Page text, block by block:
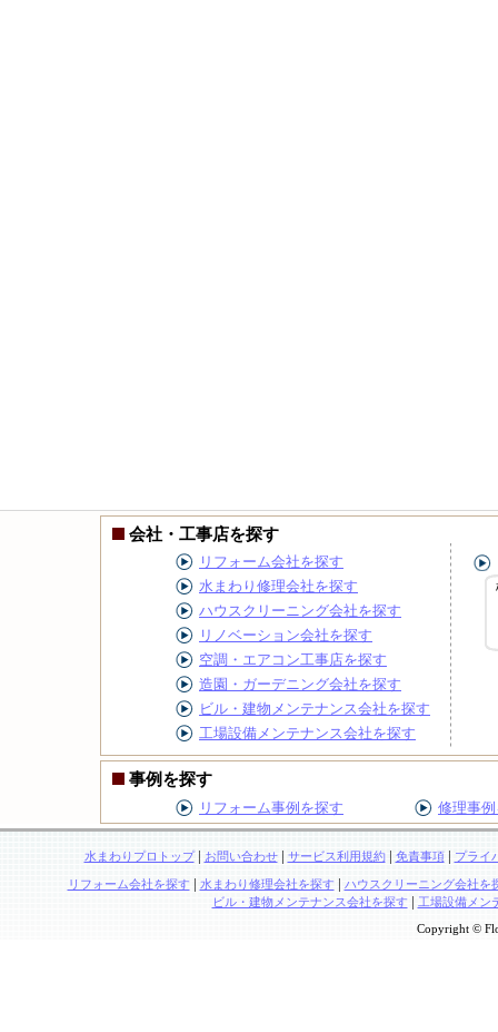
会社・工事店を探す
リフォーム会社を探す
水まわり修理会社を探す
ハウスクリーニング会社を探す
リノベーション会社を探す
空調・エアコン工事店を探す
造園・ガーデニング会社を探す
ビル・建物メンテナンス会社を探す
工場設備メンテナンス会社を探す
事例を探す
リフォーム事例を探す 修理事
水まわりプロトップ| お問い合わせ| サービス利用規約| 免責事項| プライ
リフォーム会社を探す | 水まわり修理会社を探す | ハウスクリーニング会社を
ビル・建物メンテナンス会社を探す| 工場設備メン
Copyright ©